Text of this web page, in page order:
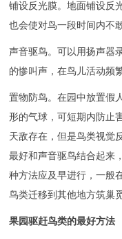
铺设反光膜。地面铺设反
也会使对鸟一段时间内不
声音驱鸟。可以用扬声器
的惨叫声，在鸟儿活动频
置物防鸟。在园中放置假
形的气球，可短期内防止
天敌存在，但是鸟类视觉
最好和声音驱鸟结合起来
种方法应及早进行，一般
鸟类迁移到其他地方筑巢
果园驱赶鸟类的最好方法